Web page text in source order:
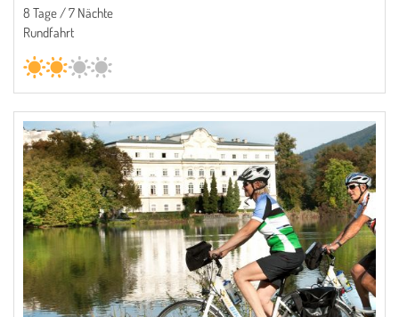
8 Tage / 7 Nächte
Rundfahrt